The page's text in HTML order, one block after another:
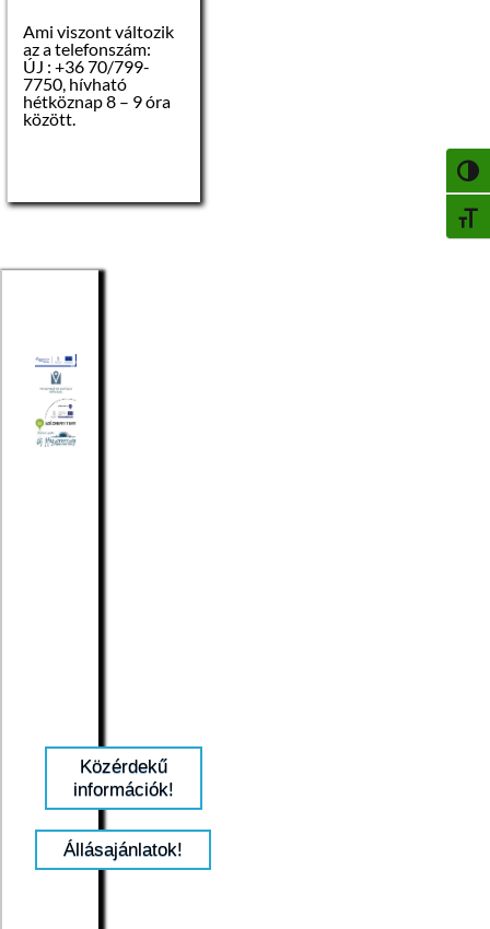
Ami viszont változik
az a telefonszám:
ÚJ : +36 70/799-
7750, hívható
hétköznap 8 – 9 óra
között.
Közérdekű
információk!
Állásajánlatok!